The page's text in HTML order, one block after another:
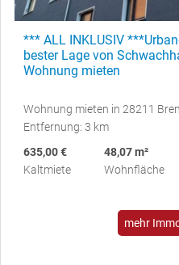
*** ALL INKLUSIV
bester Lage von
Wohnung mieten
Wohnung mieten in 28211
Entfernung: 3 km
635,00 €
Kaltmiete
48,07 m²
Wohnfläche
mehr